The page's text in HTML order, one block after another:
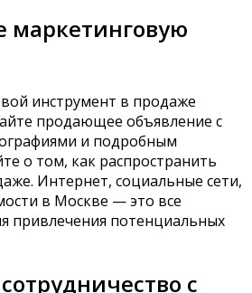
маркетинговую
инструмент в продаже
продающее объявление с
и подробным
о том, как распространить
Интернет, социальные сети,
в Москве — это все
привлечения потенциальных
с